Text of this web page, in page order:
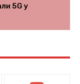
5G у